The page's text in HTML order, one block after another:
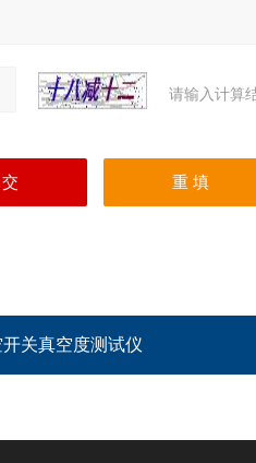
请输入计算
关真空度测试仪